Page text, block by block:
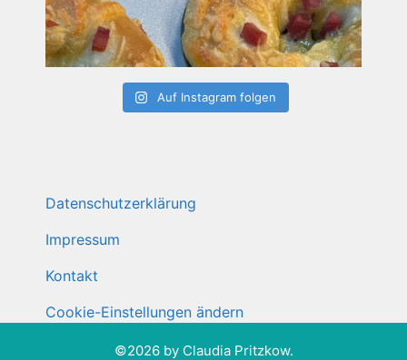
Auf Instagram folgen
Datenschutzerklärung
Impressum
Kontakt
Cookie-Einstellungen ändern
©2026 by Claudia Pritzkow.